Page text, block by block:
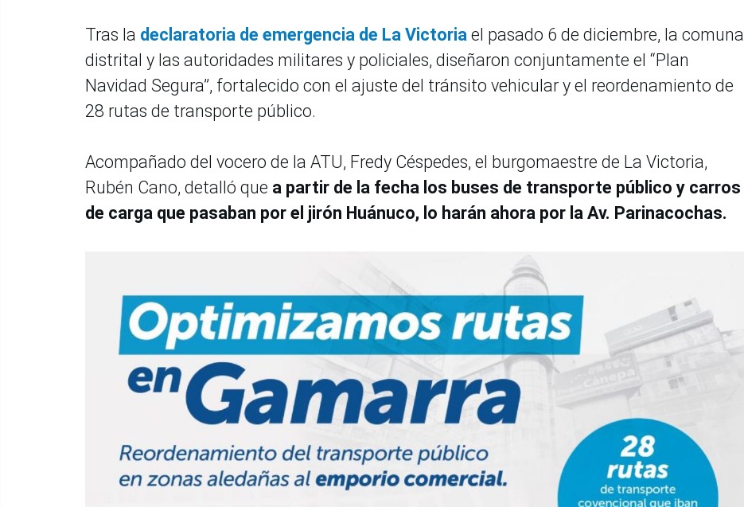
Tras la declaratoria de emergencia de La Victoria el pasado 6 de diciembre, la comuna
distrital y las autoridades militares y policiales, diseñaron conjuntamente el “Plan
Navidad Segura”, fortalecido con el ajuste del tránsito vehicular y el reordenamiento de
28 rutas de transporte público.
Acompañado del vocero de la ATU, Fredy Céspedes, el burgomaestre de La Victoria,
Rubén Cano, detalló que a partir de la fecha los buses de transporte público y carros
de carga que pasaban por el jirón Huánuco, lo harán ahora por la Av. Parinacochas.